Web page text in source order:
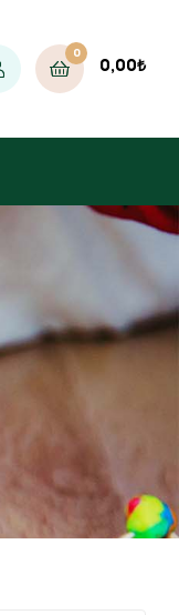
0
0,00₺